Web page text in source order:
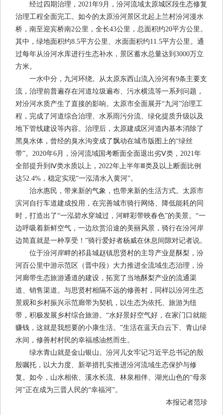
经过四期治理，2021年9月，汾河流域太原城区段生态修复
治理工程全面完工。如今的太原汾河景区北起上兰村汾河漫水
桥，南至迎宾桥南2公里，全长43公里，总面积约20平方公里。
其中，绿地面积约8.5平方公里、水面面积约11.5平方公里。通
过每年从汾河水库进行生态补水，景区蓄水总量达到3000万立
方米。
一水中分，九河环绕。从太原东西山流入汾河有9条主要支
流，治理前普遍存在河道垃圾遍布、污水横流等一系列问题，
对汾河水质产生了直接的影响。太原市全面展开“九河”治理工
程，完成了河道综合治理、水系雨污分流、绿化提质升级以及
地下管线建设等内容。治理后，太原建成区河道内基本消除了
黑臭水体，曾经的臭水沟变成了飘动在城市版图上的“绿丝
带”。2020年6月，汾河流域国考断面全面退出劣Ⅴ类，2021年
全部提升到Ⅳ类水质以上，2022年上半年Ⅲ类及以上断面比例
达52.4%，稳定实现“一泓清水入黄河”。
治水惠民，带来新的气象，也带来新的生活方式。太原市
滨河自行车道建成投用，在完善城市骑行网络、降低能耗的同
时，打造出了“一泓碧水穿城过，河畔彩带映春色”的美景。“一
边呼吸着新鲜空气，一边欣赏沿途的美丽风景，骑行在汾河岸
边简直就是一种享受！”骑行爱好者杨威在休息间隙对记者说。
位于汾河岸畔的祁县城赵镇思贤村的主导产业是酥梨，汾
河百公里中游示范区（晋中段）大力推进全流域生态治理，汾
河廊带生态旅游通道的建设，拓宽了当地酥梨产业的流通渠
道、销售渠道。与思贤村相隔不远的修善村，同样以汾河生态
景观和乡村振兴示范廊带为契机，以生态为依托、旅游为纽
带，积极发展乡村综合旅游。“水好景好空气好，在家门口就能
赚钱，这就是我想要的小康生活。”生活在蓝天白云下、青山绿
水间，修善村村民的幸福感油然而生。
绿水青山就是金山银山。汾河儿女牢记习近平总书记的殷
殷嘱托，以大力度、新举措扎实推进汾河流域生态保护与修
复。如今，山水相依、溪水长流、林泉相伴、湖光山色的“母亲
河”正在成为三晋人民的“幸福河”。
本报记者范珍